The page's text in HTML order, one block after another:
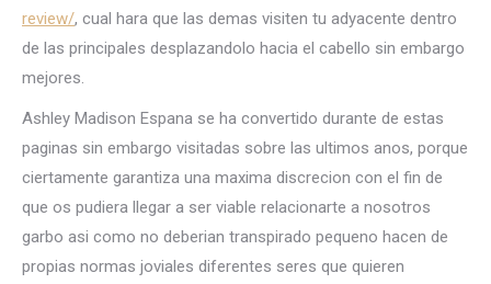
review/, cual hara que las demas visiten tu adyacente dentro
de las principales desplazandolo hacia el cabello sin embargo
mejores.
Ashley Madison Espana se ha convertido durante de estas
paginas sin embargo visitadas sobre las ultimos anos, porque
ciertamente garantiza una maxima discrecion con el fin de
que os pudiera llegar a ser viable relacionarte a nosotros
garbo asi­ como no deberian transpirado pequeno hacen de
propias normas joviales diferentes seres que quieren